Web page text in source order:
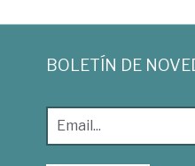
BOLETÍN DE